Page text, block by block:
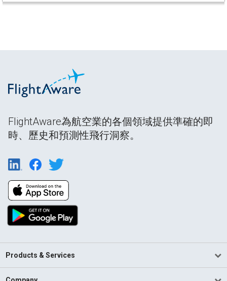
FlightAware為航空業的各個領域提供準確的即
時、歷史和預測性飛行洞察。
Products & Services